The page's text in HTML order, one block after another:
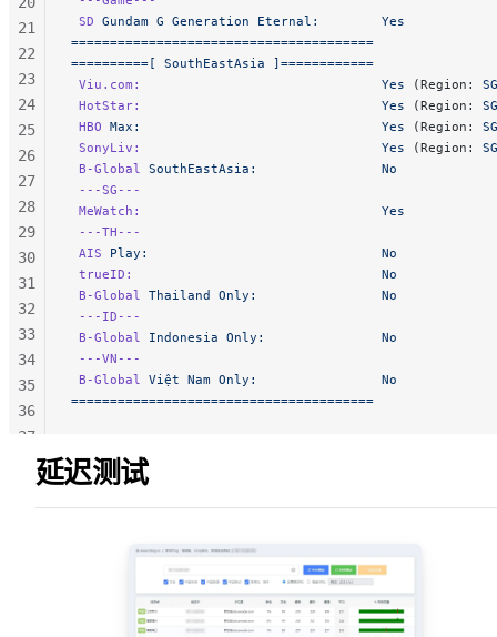
SD Gundam G Generation Eternal:
        Yes
=======================================
==========[
SouthEastAsia ]============
Viu.com:
                               Yes
(Region: SG
HotStar:
                               Yes
(Region: SG
HBO Max:
                               Yes
(Region: SG
SonyLiv:
                               Yes
(Region: SG
B-Global
SouthEastAsia:
                No
---SG---
MeWatch:
                               Yes
---TH---
AIS Play:
                              No
trueID:
                                No
B-Global
Thailand Only:
                No
---ID---
B-Global
Indonesia Only:
               No
---VN---
B-Global
Việt Nam Only:
                No
=======================================
21
22
23
24
25
26
27
28
29
30
31
32
33
34
35
36
37
延迟测试